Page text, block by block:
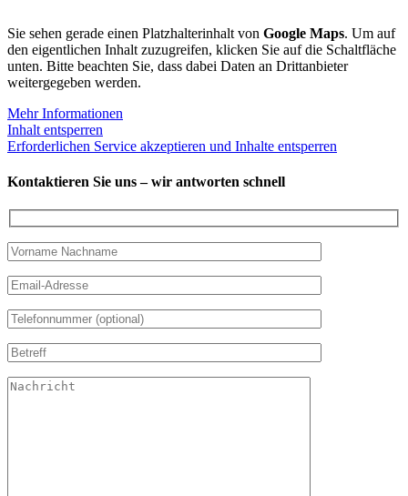
Sie sehen gerade einen Platzhalterinhalt von Google Maps. Um auf
den eigentlichen Inhalt zuzugreifen, klicken Sie auf die Schaltfläche
unten. Bitte beachten Sie, dass dabei Daten an Drittanbieter
weitergegeben werden.
Mehr Informationen
Inhalt entsperren
Erforderlichen Service akzeptieren und Inhalte entsperren
Kontaktieren Sie uns – wir antworten schnell